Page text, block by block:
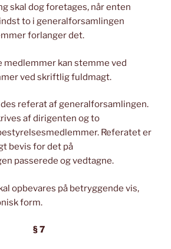
skal dog foretages, når enten
to i generalforsamlingen
forlanger det.
medlemmer kan stemme ved
ved skriftlig fuldmagt.
referat af generalforsamlingen.
af dirigenten og to
Referatet er
bevis for det på
passerede og vedtagne.
opbevares på betryggende vis,
form.
§ 7